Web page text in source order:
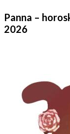
Panna –
2026